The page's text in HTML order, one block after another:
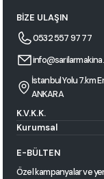
BİZE ULAŞIN
0532 557 97 77
İstanbul Yolu 7.km
ANKARA
K.V.K.K.
Kurumsal
E-BÜLTEN
Özel kampanyalar ve